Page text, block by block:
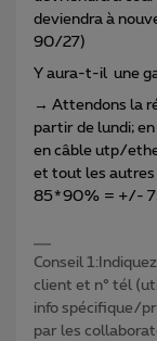
deviendra à
90/27)
Y aura-t-il une
→ Attendons la
partir de lundi;
en câble utp/
et tout les
85*90% = +/-
Conseil
client et n° tél
info spécifique/
par les